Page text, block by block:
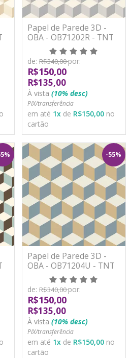
Papel de Parede 3D -
OBA - OB71202R - TNT
de: R$340,00por:
R$150,00
R$135,00
À vista (10% desc)
PIX/transferência
em até 1x de R$150,00 no
cartão
-55%
Papel de Parede 3D -
OBA - OB71204U - TNT
de: R$340,00por:
R$150,00
R$135,00
À vista (10% desc)
PIX/transferência
em até 1x de R$150,00 no
cartão